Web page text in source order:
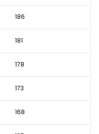
186
181
178
173
168